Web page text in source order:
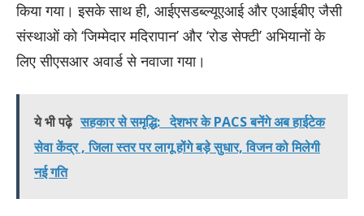
किया गया। इसके साथ ही, आईएसडब्ल्यूएआई और एआईबीए जैसी
संस्थाओं को ‘जिम्मेदार मदिरापान’ और ‘रोड सेफ्टी’ अभियानों के
लिए सीएसआर अवार्ड से नवाजा गया।
ये भी पढ़े सहकार से समृद्धि: देशभर के PACS बनेंगे अब हाईटेक
सेवा केंद्र , जिला स्तर पर लागू होंगे बड़े सुधार, विजन को मिलेगी
नई गति